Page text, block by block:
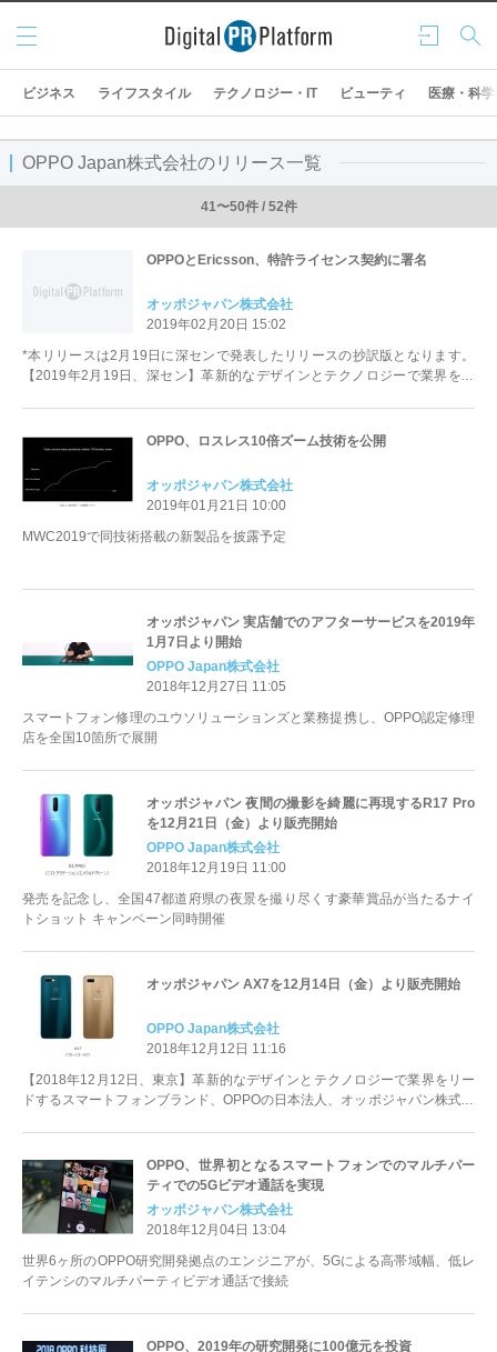
ログ
イン
検索
メニ
ュー
ビジネス ライフスタイル テクノロジー・IT ビューティ 医療・科学
OPPO Japan株式会社のリリース一覧
41〜50件 / 52件
OPPOとEricsson、特許ライセンス契約に署名
オッポジャパン株式会社
2019年02月20日 15:02
*本リリースは2月19日に深センで発表したリリースの抄訳版となります。
【2019年2月19日、深セン】革新的なデザインとテクノロジーで業界をリ
OPPO、ロスレス10倍ズーム技術を公開
オッポジャパン株式会社
2019年01月21日 10:00
MWC2019で同技術搭載の新製品を披露予定
オッポジャパン 実店舗でのアフターサービスを2019年
1月7日より開始
OPPO Japan株式会社
2018年12月27日 11:05
スマートフォン修理のユウソリューションズと業務提携し、OPPO認定修理
店を全国10箇所で展開
オッポジャパン 夜間の撮影を綺麗に再現するR17 Pro
を12月21日（金）より販売開始
OPPO Japan株式会社
2018年12月19日 11:00
発売を記念し、全国47都道府県の夜景を撮り尽くす豪華賞品が当たるナイ
トショット キャンペーン同時開催
オッポジャパン AX7を12月14日（金）より販売開始
OPPO Japan株式会社
2018年12月12日 11:16
【2018年12月12日、東京】革新的なデザインとテクノロジーで業界をリー
ドするスマートフォンブランド、OPPOの日本法人、オッポジャパン株式会
OPPO、世界初となるスマートフォンでのマルチパー
ティでの5Gビデオ通話を実現
オッポジャパン株式会社
2018年12月04日 13:04
世界6ヶ所のOPPO研究開発拠点のエンジニアが、5Gによる高帯域幅、低レ
イテンシのマルチパーティビデオ通話で接続
OPPO、2019年の研究開発に100億元を投資